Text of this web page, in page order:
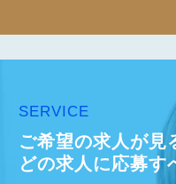
SERVICE
ご希望の求人が見
どの求人に応募す